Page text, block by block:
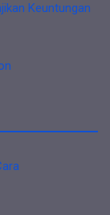
Keuntungan